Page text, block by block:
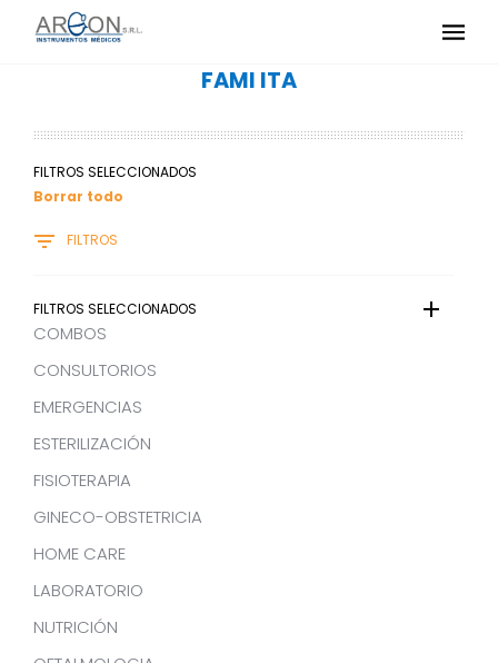
FAMI ITA
FILTROS SELECCIONADOS
Borrar todo
FILTROS
FILTROS SELECCIONADOS
COMBOS
CONSULTORIOS
EMERGENCIAS
ESTERILIZACIÓN
FISIOTERAPIA
GINECO-OBSTETRICIA
HOME CARE
LABORATORIO
NUTRICIÓN